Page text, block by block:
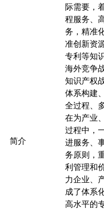
简介
际需要，
程服务、
务，精准
准创新资
专利等知
海外竞争
知识产权
体系构建
全过程、
在为产业
过程中，
进服务、
务原则，
利管理和
力企业、
成了体系
高水平的